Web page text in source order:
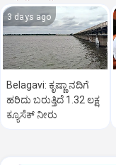
3 days ago
Belagavi: ಕೃಷ್ಣಾ ನದಿಗೆ
ಹರಿದು ಬರುತ್ತಿದೆ 1.32 ಲಕ್ಷ
ಕ್ಯೂಸೆಕ್ ನೀರು